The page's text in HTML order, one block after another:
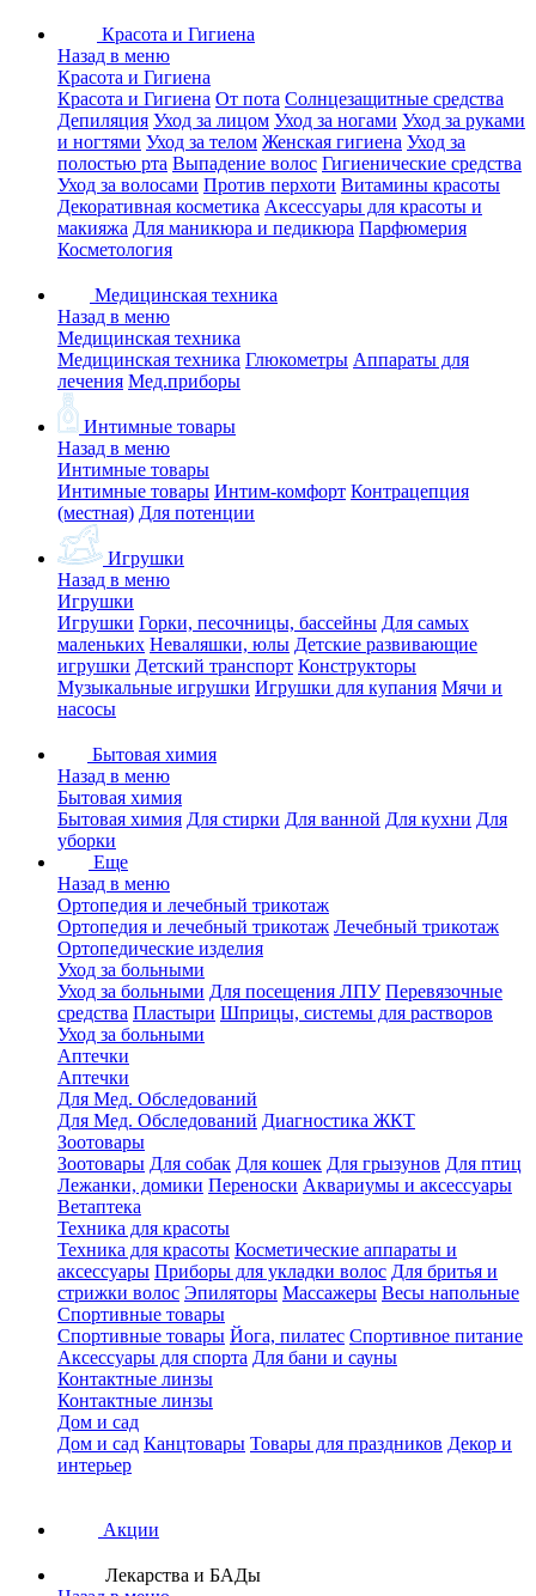
Красота и Гигиена
Назад в меню
Красота и Гигиена
Красота и Гигиена От пота Солнцезащитные средства
Депиляция Уход за лицом Уход за ногами Уход за руками
и ногтями Уход за телом Женская гигиена Уход за
полостью рта Выпадение волос Гигиенические средства
Уход за волосами Против перхоти Витамины красоты
Декоративная косметика Аксессуары для красоты и
макияжа Для маникюра и педикюра Парфюмерия
Косметология
Медицинская техника
Назад в меню
Медицинская техника
Медицинская техника Глюкометры Аппараты для
лечения Мед.приборы
Интимные товары
Назад в меню
Интимные товары
Интимные товары Интим-комфорт Контрацепция
(местная) Для потенции
Игрушки
Назад в меню
Игрушки
Игрушки Горки, песочницы, бассейны Для самых
маленьких Неваляшки, юлы Детские развивающие
игрушки Детский транспорт Конструкторы
Музыкальные игрушки Игрушки для купания Мячи и
насосы
Бытовая химия
Назад в меню
Бытовая химия
Бытовая химия Для стирки Для ванной Для кухни Для
уборки
Еще
Назад в меню
Ортопедия и лечебный трикотаж
Ортопедия и лечебный трикотаж Лечебный трикотаж
Ортопедические изделия
Уход за больными
Уход за больными Для посещения ЛПУ Перевязочные
средства Пластыри Шприцы, системы для растворов
Уход за больными
Аптечки
Аптечки
Для Мед. Обследований
Для Мед. Обследований Диагностика ЖКТ
Зоотовары
Зоотовары Для собак Для кошек Для грызунов Для птиц
Лежанки, домики Переноски Аквариумы и аксессуары
Ветаптека
Техника для красоты
Техника для красоты Косметические аппараты и
аксессуары Приборы для укладки волос Для бритья и
стрижки волос Эпиляторы Массажеры Весы напольные
Спортивные товары
Спортивные товары Йога, пилатес Спортивное питание
Аксессуары для спорта Для бани и сауны
Контактные линзы
Контактные линзы
Дом и сад
Дом и сад Канцтовары Товары для праздников Декор и
интерьер
Акции
Лекарства и БАДы